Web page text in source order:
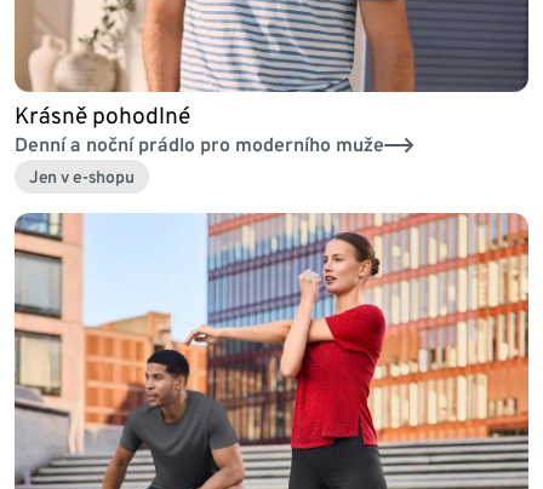
Krásně pohodlné
Denní a noční prádlo pro moderního muže
Jen v e-shopu